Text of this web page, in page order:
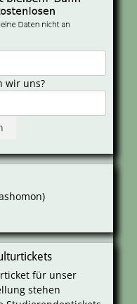
wir uns?
für unser
stehen